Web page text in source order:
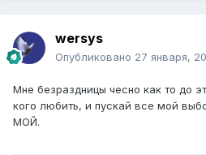
wersys
Опубликовано 27 января,
Мне безраздницы чесно как то до
кого любить, и пускай все мой
МОЙ.